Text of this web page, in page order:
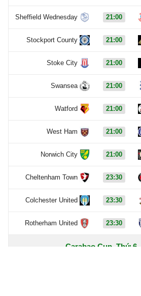
Sheffield Wednesday 21:00
Stockport County 21:00
Stoke City 21:00
Swansea 21:00
Watford 21:00
West Ham 21:00
Norwich City 21:00
Cheltenham Town 23:30
Colchester United 23:30
Rotherham United 23:30
Carabao Cup, Thứ 6